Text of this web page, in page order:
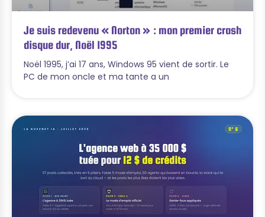
Je suis redevenu « Norton » : mon premier crash
disque dur, Noël 1995
Noël 1995, j’ai 17 ans, Windows 95 vient de sortir. Le
PC de mon oncle et ma tante a un